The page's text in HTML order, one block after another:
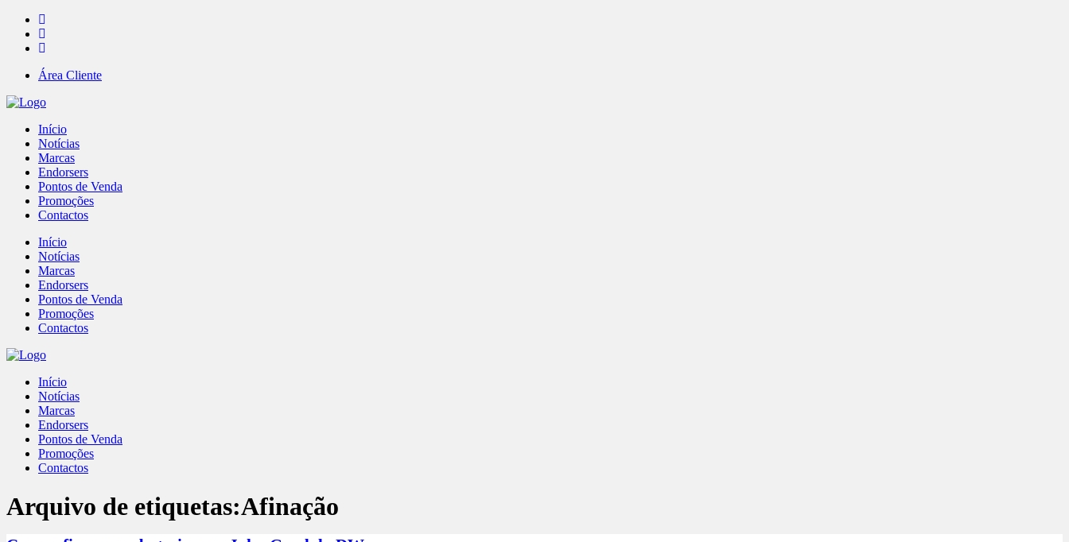
Área Cliente
Início
Notícias
Marcas
Endorsers
Pontos de Venda
Promoções
Contactos
Início
Notícias
Marcas
Endorsers
Pontos de Venda
Promoções
Contactos
Início
Notícias
Marcas
Endorsers
Pontos de Venda
Promoções
Contactos
Arquivo de etiquetas:Afinação